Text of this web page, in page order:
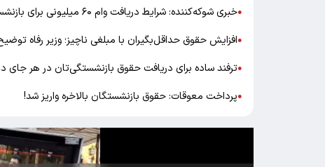
●خبری شوکه‌کننده: شرایط دریافت وام ۶۰ میلیونی برای بازنشستگان اعلام شد!
●افزایش حقوق حداقل‌بگیران با مبلغی ناچیز؛ وزیر رفاه
●ترفند ساده برای دریافت حقوق بازنشستگی‌تان در هر جای
●پرداخت معوقات: حقوق بازنشستگان بالاخره واریز شد!